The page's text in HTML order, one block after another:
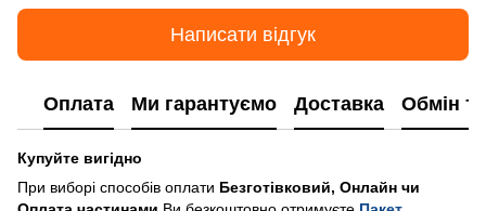
Написати відгук
Оплата Ми гарантуємо Доставка Обмін
Купуйте вигідно
При виборі способів оплати Безготівковий, Онлайн чи